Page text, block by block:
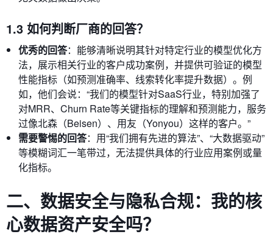
1.3 如何判断厂商的回答？
优秀的回答：能够清晰说明其针对特定行业的模型优化方
法，展示相关行业的客户成功案例，并提供可验证的模型
性能指标（如预测准确率、线索转化率提升数据）。例
如，他们会说：“我们的模型针对SaaS行业，特别加强了
对MRR、Churn Rate等关键指标的理解和预测能力，服务
过像北森（Beisen）、用友（Yonyou）这样的客户。”
需要警惕的回答：用“我们拥有先进的算法”、“大数据驱动”
等模糊词汇一笔带过，无法提供具体的行业应用案例或量
化指标。
二、数据安全与隐私合规：我的核
心数据资产安全吗？